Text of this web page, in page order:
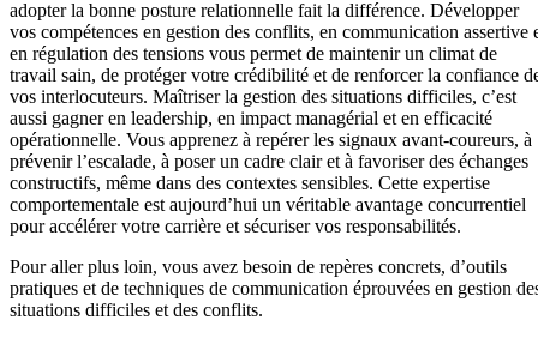
adopter la bonne posture relationnelle fait la différence. Développer
vos compétences en gestion des conflits, en communication assertive
en régulation des tensions vous permet de maintenir un climat de
travail sain, de protéger votre crédibilité et de renforcer la confiance
vos interlocuteurs. Maîtriser la gestion des situations difficiles, c’est
aussi gagner en leadership, en impact managérial et en efficacité
opérationnelle. Vous apprenez à repérer les signaux avant-coureurs, à
prévenir l’escalade, à poser un cadre clair et à favoriser des échanges
constructifs, même dans des contextes sensibles. Cette expertise
comportementale est aujourd’hui un véritable avantage concurrentiel
pour accélérer votre carrière et sécuriser vos responsabilités.
Pour aller plus loin, vous avez besoin de repères concrets, d’outils
pratiques et de techniques de communication éprouvées en gestion
situations difficiles et des conflits.